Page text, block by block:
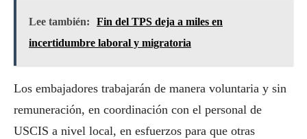
Lee también:
Fin del TPS deja a miles en
incertidumbre laboral y migratoria
Los embajadores trabajarán de manera voluntaria y sin
remuneración, en coordinación con el personal de
USCIS a nivel local, en esfuerzos para que otras